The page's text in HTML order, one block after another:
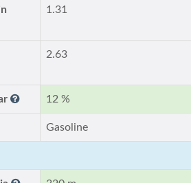
1.31
2.63
12 %
Gasoline